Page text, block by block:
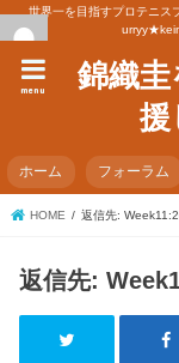
世界一を目指すプロテニス
錦織
援
menu
ホーム フォーラム
HOME 返信先:
返信先: